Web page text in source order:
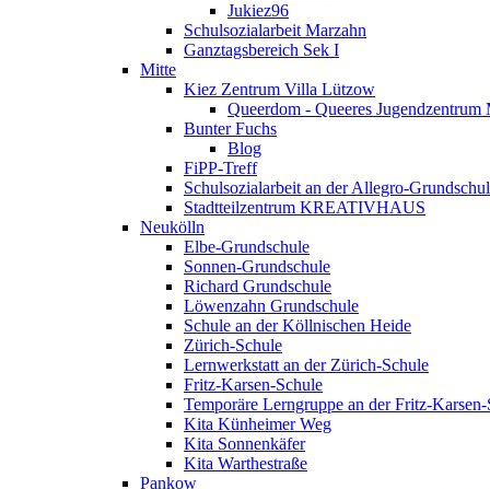
Jukiez96
Schulsozialarbeit Marzahn
Ganztagsbereich Sek I
Mitte
Kiez Zentrum Villa Lützow
Queerdom - Queeres Jugendzentrum
Bunter Fuchs
Blog
FiPP-Treff
Schulsozialarbeit an der Allegro-
Stadtteilzentrum KREATIVHAUS
Neukölln
Elbe-Grundschule
Sonnen-Grundschule
Richard Grundschule
Löwenzahn Grundschule
Schule an der Köllnischen Heide
Zürich-Schule
Lernwerkstatt an der Zürich-Schule
Fritz-Karsen-Schule
Temporäre Lerngruppe an der Fritz-
Kita Künheimer Weg
Kita Sonnenkäfer
Kita Warthestraße
Pankow